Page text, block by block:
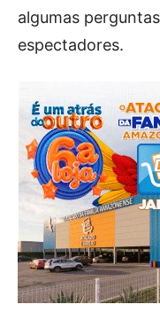
algumas
espectadores.